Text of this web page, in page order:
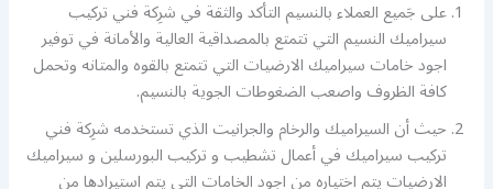
على جَميع العملاء بالنسيم التأكد والثقة في شرِكة فني تركيب
سيراميك النسيم التي تتمتع بالمصداقية العالية والأمانة في توفير
اجود خامات سيراميك الارضيات التي تتمتع بالقوه والمتانه وتحمل
كافة الظروف واصعب الضغوطات الجوية بالنسيم.
حيث أن السيراميك والرخام والجرانيت الذي تستخدمه شرِكة فني
تركيب سيراميك في أعمال تشطيب و تركيب البورسلين و سيراميك
الارضيات يتم اختياره من اجود الخامات التى يتم استيرادها من